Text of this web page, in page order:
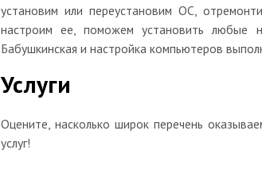
установим или переустановим ОС,
настроим ее, поможем установить любые
Бабушкинская и настройка компьютеров
Услуги
Оцените, насколько широк перечень
услуг!